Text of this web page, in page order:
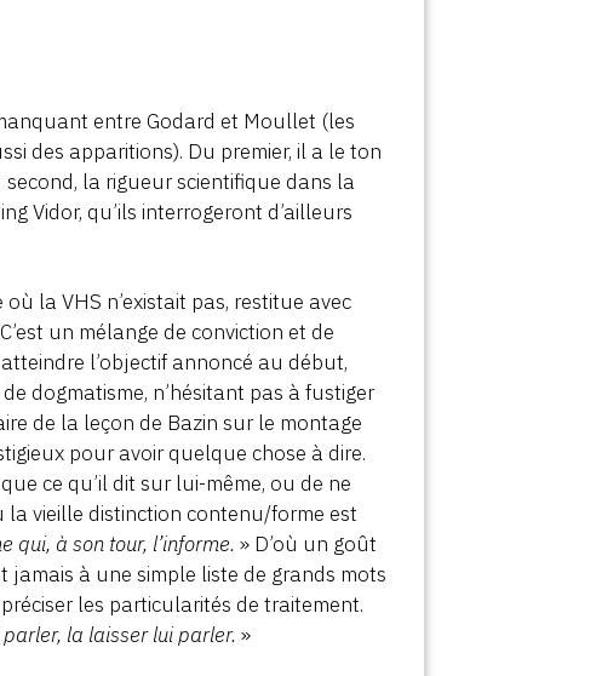
entre Godard et Moullet (les
des apparitions). Du premier, il a le ton
la rigueur scientifique dans la
Vidor, qu’ils interrogeront d’ailleurs
la VHS n’existait pas, restitue avec
un mélange de conviction et de
l’objectif annoncé au début,
dogmatisme, n’hésitant pas à fustiger
de la leçon de Bazin sur le montage
pour avoir quelque chose à dire.
ce qu’il dit sur lui-même, ou de ne
la vieille distinction contenu/forme est
qui, à son tour, l’informe. » D’où un goût
à une simple liste de grands mots
les particularités de traitement.
la laisser lui parler. »